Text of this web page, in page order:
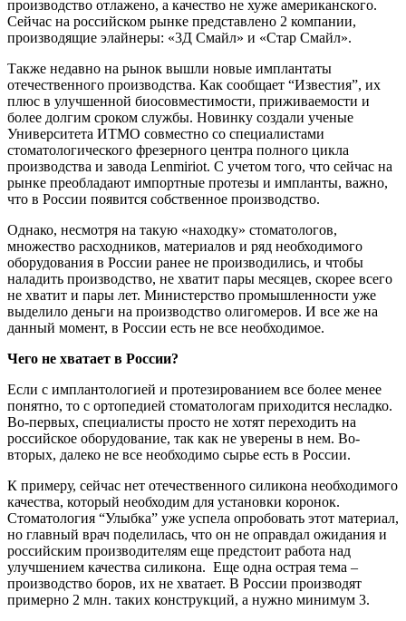
производство отлажено, а качество не хуже американского.
Сейчас на российском рынке представлено 2 компании,
производящие элайнеры: «3Д Смайл» и «Стар Смайл».
Также недавно на рынок вышли новые имплантаты
отечественного производства. Как сообщает “Известия”, их
плюс в улучшенной биосовместимости, приживаемости и
более долгим сроком службы. Новинку создали ученые
Университета ИТМО совместно со специалистами
стоматологического фрезерного центра полного цикла
производства и завода Lenmiriot. С учетом того, что сейчас на
рынке преобладают импортные протезы и импланты, важно,
что в России появится собственное производство.
Однако, несмотря на такую «находку» стоматологов,
множество расходников, материалов и ряд необходимого
оборудования в России ранее не производились, и чтобы
наладить производство, не хватит пары месяцев, скорее всего
не хватит и пары лет. Министерство промышленности уже
выделило деньги на производство олигомеров. И все же на
данный момент, в России есть не все необходимое.
Чего не хватает в России?
Если с имплантологией и протезированием все более менее
понятно, то с ортопедией стоматологам приходится несладко.
Во-первых, специалисты просто не хотят переходить на
российское оборудование, так как не уверены в нем. Во-
вторых, далеко не все необходимо сырье есть в России.
К примеру, сейчас нет отечественного силикона необходимого
качества, который необходим для установки коронок.
Стоматология “Улыбка” уже успела опробовать этот материал,
но главный врач поделилась, что он не оправдал ожидания и
российским производителям еще предстоит работа над
улучшением качества силикона. Еще одна острая тема –
производство боров, их не хватает. В России производят
примерно 2 млн. таких конструкций, а нужно минимум 3.